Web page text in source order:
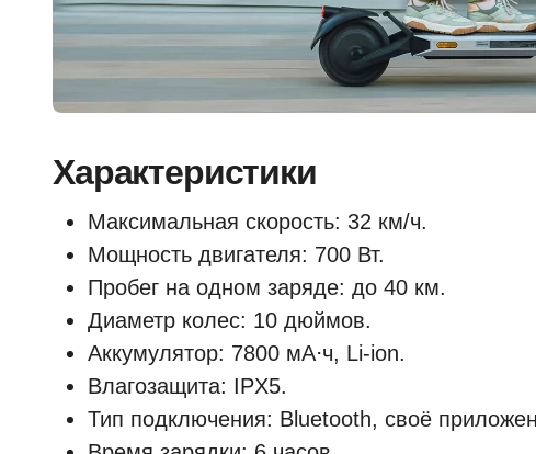
Характеристики
Максимальная скорость: 32 км/ч.
Мощность двигателя: 700 Вт.
Пробег на одном заряде: до 40 км.
Диаметр колес: 10 дюймов.
Аккумулятор: 7800 мА⋅ч, Li-ion.
Влагозащита: IPX5.
Тип подключения: Bluetooth, своё